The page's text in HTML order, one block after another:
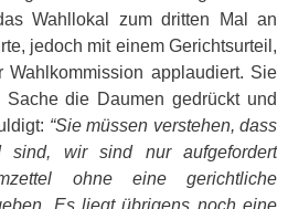
Wahllokal zum dritten Mal an
jedoch mit einem Gerichtsurteil,
applaudiert. Sie
die Daumen gedrückt und
“Sie müssen verstehen, dass
sind, wir sind nur aufgefordert
ohne eine gerichtliche
Es liegt übrigens noch eine